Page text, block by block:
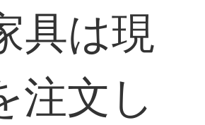
具は現
注文し